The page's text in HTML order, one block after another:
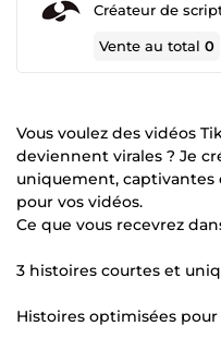
Vente au total0
Vous voulez des vidéos
deviennent virales ? Je
uniquement, captivantes
pour vos vidéos.
Ce que vous recevrez
3 histoires courtes et
Histoires optimisées pour